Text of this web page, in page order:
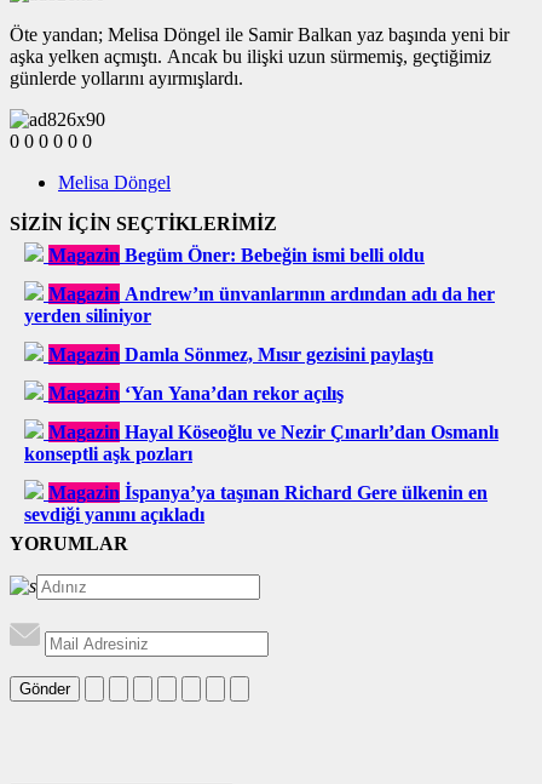
Öte yandan; Melisa Döngel ile Samir Balkan yaz başında yeni bir
aşka yelken açmıştı. Ancak bu ilişki uzun sürmemiş, geçtiğimiz
günlerde yollarını ayırmışlardı.
0 0 0 0 0 0
Melisa Döngel
SİZİN İÇİN SEÇTİKLERİMİZ
Magazin Begüm Öner: Bebeğin ismi belli oldu
Magazin Andrew’ın ünvanlarının ardından adı da her
yerden siliniyor
Magazin Damla Sönmez, Mısır gezisini paylaştı
Magazin ‘Yan Yana’dan rekor açılış
Magazin Hayal Köseoğlu ve Nezir Çınarlı’dan Osmanlı
konseptli aşk pozları
Magazin İspanya’ya taşınan Richard Gere ülkenin en
sevdiği yanını açıkladı
YORUMLAR
Gönder